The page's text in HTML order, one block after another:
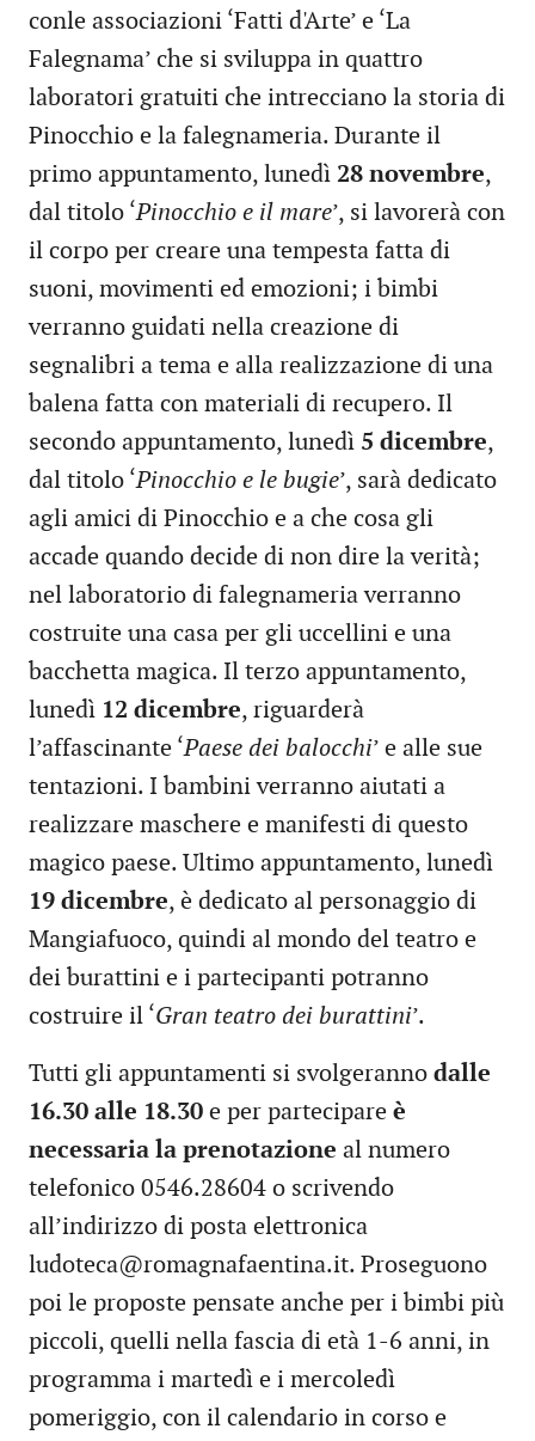
conle associazioni ‘Fatti d'Arte’ e ‘La
Falegnama’ che si sviluppa in quattro
laboratori gratuiti che intrecciano la storia di
Pinocchio e la falegnameria. Durante il
primo appuntamento, lunedì 28 novembre,
dal titolo ‘Pinocchio e il mare’, si lavorerà con
il corpo per creare una tempesta fatta di
suoni, movimenti ed emozioni; i bimbi
verranno guidati nella creazione di
segnalibri a tema e alla realizzazione di una
balena fatta con materiali di recupero. Il
secondo appuntamento, lunedì 5 dicembre,
dal titolo ‘Pinocchio e le bugie’, sarà dedicato
agli amici di Pinocchio e a che cosa gli
accade quando decide di non dire la verità;
nel laboratorio di falegnameria verranno
costruite una casa per gli uccellini e una
bacchetta magica. Il terzo appuntamento,
lunedì 12 dicembre, riguarderà
l’affascinante ‘Paese dei balocchi’ e alle sue
tentazioni. I bambini verranno aiutati a
realizzare maschere e manifesti di questo
magico paese. Ultimo appuntamento, lunedì
19 dicembre, è dedicato al personaggio di
Mangiafuoco, quindi al mondo del teatro e
dei burattini e i partecipanti potranno
costruire il ‘Gran teatro dei burattini’.
Tutti gli appuntamenti si svolgeranno dalle
16.30 alle 18.30 e per partecipare è
necessaria la prenotazione al numero
telefonico 0546.28604 o scrivendo
all’indirizzo di posta elettronica
ludoteca@romagnafaentina.it. Proseguono
poi le proposte pensate anche per i bimbi più
piccoli, quelli nella fascia di età 1-6 anni, in
programma i martedì e i mercoledì
pomeriggio, con il calendario in corso e